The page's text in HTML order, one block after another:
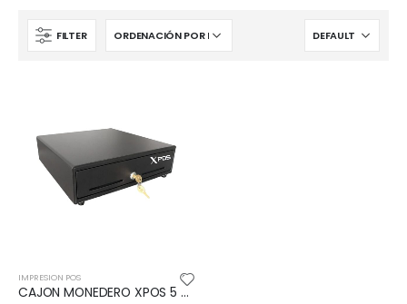
FILTER
IMPRESION POS
CAJON MONEDERO XPOS 5 PUESTOS